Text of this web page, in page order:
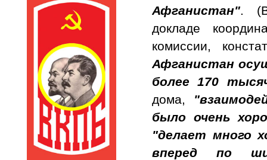
Афганистан". (В
докладе
комиссии,
Афганистан
более 170
дома,
было очень
"делает много
вперед по